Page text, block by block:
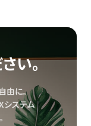
い。
由に。
システム